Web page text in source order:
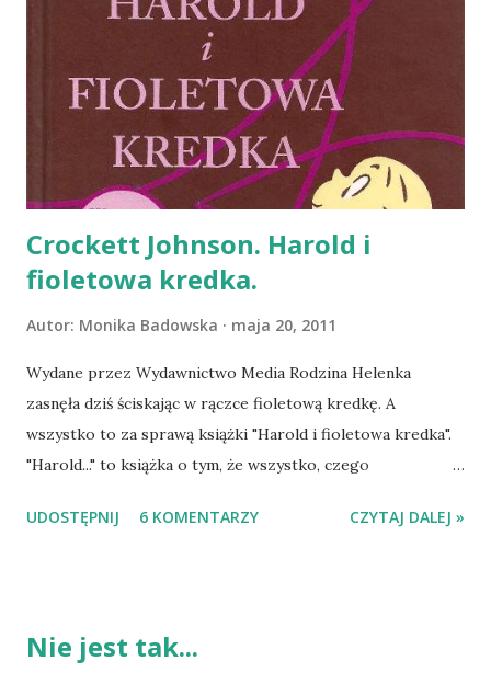
Rozmawiał z psami, muchą, pająkiem, komarem i
karaczanem. Gdy zmienił pudełko na przepiękny dom
wypełniony sianem w ogrodzie poznawał kolejnych
przedstawicieli fauny - mysz, zaskrońca, ropuchę, itp. Co
ważne - podczas każdego spotkania jeż Jerzy (a przy nim
czytelnicy) dowiadywał się wielu istotnych rzeczy na tem...
Crockett Johnson. Harold i
fioletowa kredka.
Autor: Monika Badowska maja 20, 2011
Wydane przez Wydawnictwo Media Rodzina Helenka
zasnęła dziś ściskając w rączce fioletową kredkę. A
wszystko to za sprawą książki "Harold i fioletowa kredka".
"Harold..." to książka o tym, że wszystko, czego
pomocą swojej zaczarowanej, fioletowej kredki stwarza
spacerować w jego blasku"). Dzięki swojej wyobraźni
UDOSTĘPNIJ 6 KOMENTARZY CZYTAJ DALEJ »
Nie jest tak...